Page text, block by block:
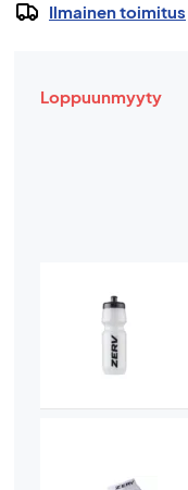
Ilmainen toimitus
Loppuunmyyty